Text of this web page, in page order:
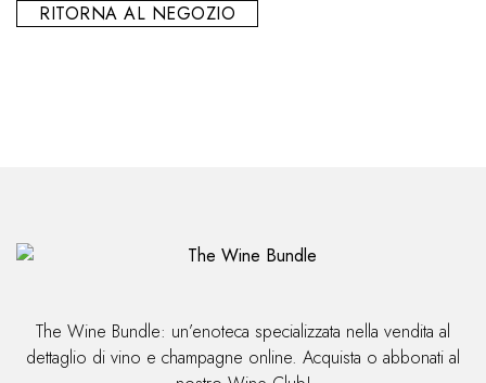
RITORNA AL NEGOZIO
The Wine Bundle: un’enoteca specializzata nella vendita al
dettaglio di vino e champagne online. Acquista o abbonati al